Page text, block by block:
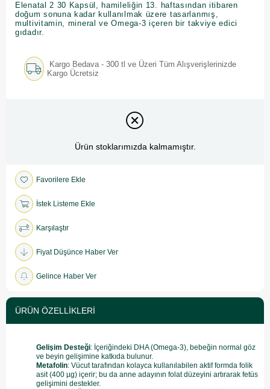
Elenatal 2 30 Kapsül, hamileliğin 13. haftasından itibaren
doğum sonuna kadar kullanılmak üzere tasarlanmış,
multivitamin, mineral ve Omega-3 içeren bir takviye edici
gıdadır.
Kargo Bedava - 300 tl ve Üzeri Tüm Alışverişlerinizde
Kargo Ücretsiz
Ürün stoklarımızda kalmamıştır.
Favorilere Ekle
İstek Listeme Ekle
Karşılaştır
Fiyat Düşünce Haber Ver
Gelince Haber Ver
ÜRÜN ÖZELLIKLERI
Gelişim Desteği: İçeriğindeki DHA(Omega-3), bebeğin normal göz
ve beyin gelişimine katkıda bulunur.
Metafolin: Vücut tarafından kolayca kullanılabilen aktif formda folik
asit (400 µg) içerir; bu da anne adayının folat düzeyini artırarak fetüs
gelişimini destekler.